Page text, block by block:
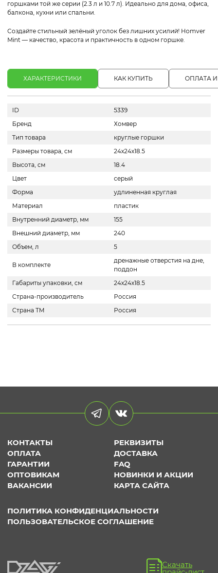
горшками той же серии (2.3 л и 10.7 л). Идеально для дома, офиса,
балкона, кухни или спальни.
Создайте стильный зелёный уголок без лишних усилий! Homver
Mint — качество, красота и практичность в одном горшке.
ХАРАКТЕРИСТИКИ КАК КУПИТЬ ОПЛАТА
ID
5339
Бренд
Хомвер
Тип товара
круглые горшки
Размеры товара, см
24х24х18.5
Высота, см
18.4
Цвет
серый
Форма
удлиненная круглая
Материал
пластик
Внутренний диаметр, мм
155
Внешний диаметр, мм
240
Объем, л
5
В комплекте
дренажные отверстия на дне,
поддон
Габариты упаковки, см
24х24х18.5
Страна-производитель
Россия
Страна ТМ
Россия
КОНТАКТЫ
РЕКВИЗИТЫ
ОПЛАТА
ДОСТАВКА
ГАРАНТИИ
FAQ
ОПТОВИКАМ
НОВИНКИ И АКЦИИ
ВАКАНСИИ
КАРТА САЙТА
ПОЛИТИКА КОНФИДЕНЦИАЛЬНОСТИ
ПОЛЬЗОВАТЕЛЬСКОЕ СОГЛАШЕНИЕ
Скачать